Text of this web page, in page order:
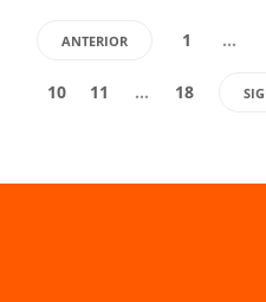
ANTERIOR 1 …
10 11 … 18